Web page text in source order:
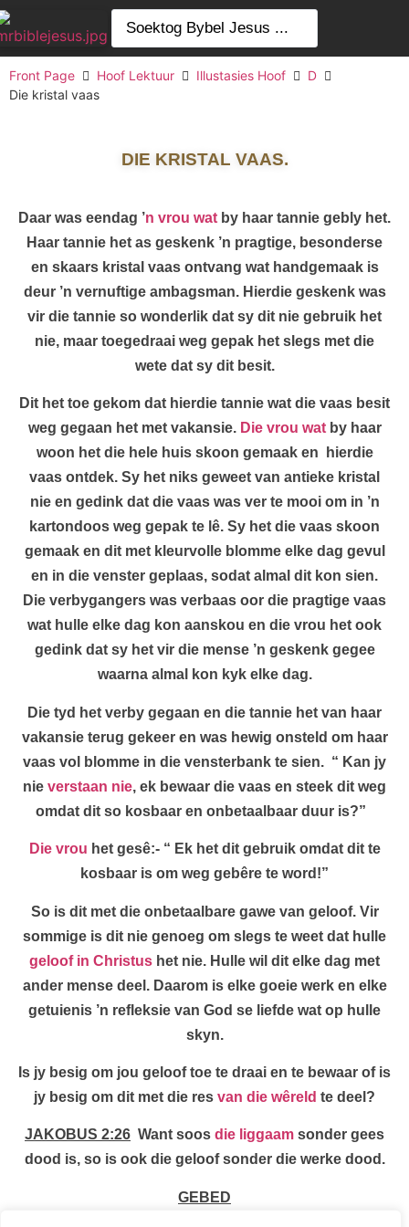
Front Page Hoof Lektuur Illustasies Hoof
D
Die kristal vaas
DIE KRISTAL VAAS.
Daar was eendag ’n vrou wat by haar tannie gebly het.
Haar tannie het as geskenk ’n pragtige, besonderse
en skaars kristal vaas ontvang wat handgemaak is
deur ’n vernuftige ambagsman. Hierdie geskenk was
vir die tannie so wonderlik dat sy dit nie gebruik het
nie, maar toegedraai weg gepak het slegs met die
wete dat sy dit besit.
Dit het toe gekom dat hierdie tannie wat die vaas besit
weg gegaan het met vakansie. Die vrou watby haar
woon het die hele huis skoon gemaak en hierdie
vaas ontdek. Sy het niks geweet van antieke kristal
nie en gedink dat die vaas was ver te mooi om in ’n
kartondoos weg gepak te lê. Sy het die vaas skoon
gemaak en dit met kleurvolle blomme elke dag gevul
en in die venster geplaas, sodat almal dit kon sien.
Die verbygangers was verbaas oor die pragtige vaas
wat hulle elke dag kon aanskou en die vrou het ook
gedink dat sy het vir die mense ’n geskenk gegee
waarna almal kon kyk elke dag.
Die tyd het verby gegaan en die tannie het van haar
vakansie terug gekeer en was hewig onsteld om haar
vaas vol blomme in die vensterbank te sien. “ Kan jy
nie verstaan nie, ek bewaar die vaas en steek dit weg
omdat dit so kosbaar en onbetaalbaar duur is?”
Die vrou het gesê:- “ Ek het dit gebruik omdat dit te
kosbaar is om weg gebêre te word!”
So is dit met die onbetaalbare gawe van geloof. Vir
sommige is dit nie genoeg om slegs te weet dat hulle
geloof in Christus het nie. Hulle wil dit elke dag met
ander mense deel. Daarom is elke goeie werk en elke
getuienis ’n refleksie van God se liefde wat op hulle
skyn.
Is jy besig om jou geloof toe te draai en te bewaar of is
jy besig om dit met die res van die wêreld te deel?
JAKOBUS 2:26 Want soos die liggaam sonder gees
dood is, so is ook die geloof sonder die werke dood.
GEBED